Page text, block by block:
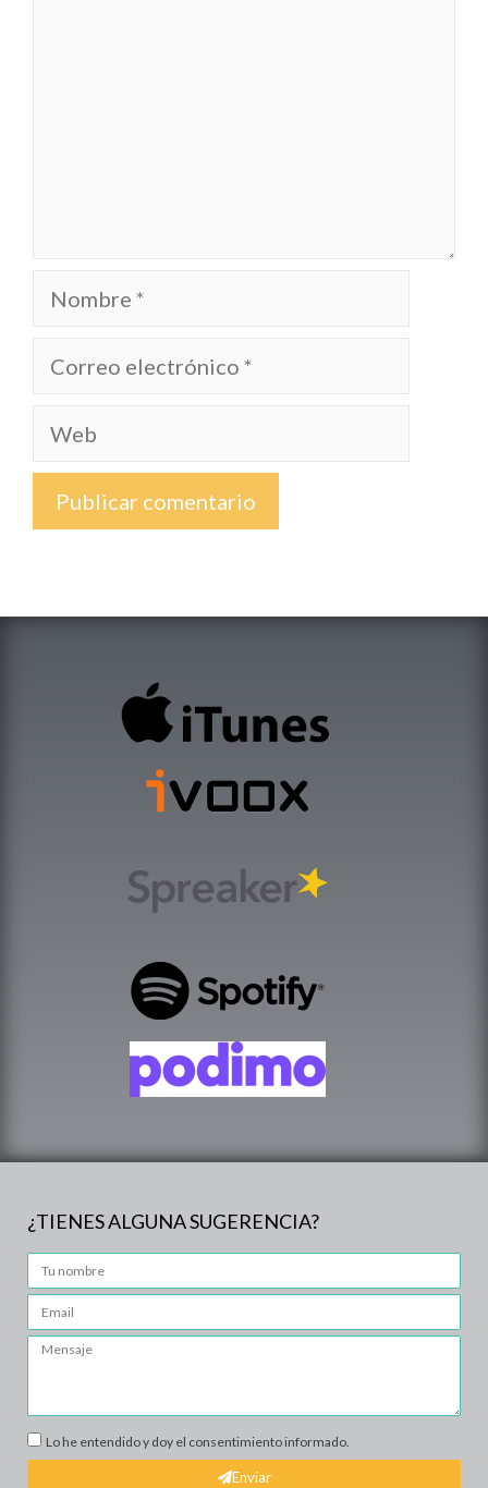
¿TIENES ALGUNA SUGERENCIA?
Lo he entendido y doy el consentimiento informado.
Enviar